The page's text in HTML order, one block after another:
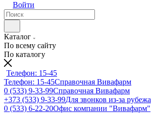
Войти
Каталог
По всему сайту
По каталогу
Телефон: 15-45
Телефон: 15-45Справочная Вивафарм
0 (533) 9-33-99Справочная Вивафарм
+373 (533) 9-33-99Для звонков из-за рубежа
0 (533) 6-22-20Офис компании "Вивафарм"